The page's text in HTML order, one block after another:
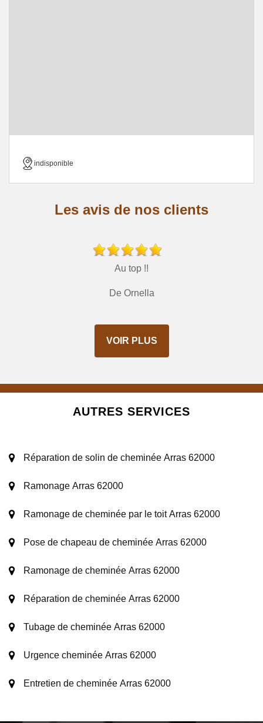
indisponible
Les avis de nos clients
Au top !!
De Ornella
VOIR PLUS
AUTRES SERVICES
Réparation de solin de cheminée Arras 62000
Ramonage Arras 62000
Ramonage de cheminée par le toit Arras 62000
Pose de chapeau de cheminée Arras 62000
Ramonage de cheminée Arras 62000
Réparation de cheminée Arras 62000
Tubage de cheminée Arras 62000
Urgence cheminée Arras 62000
Entretien de cheminée Arras 62000